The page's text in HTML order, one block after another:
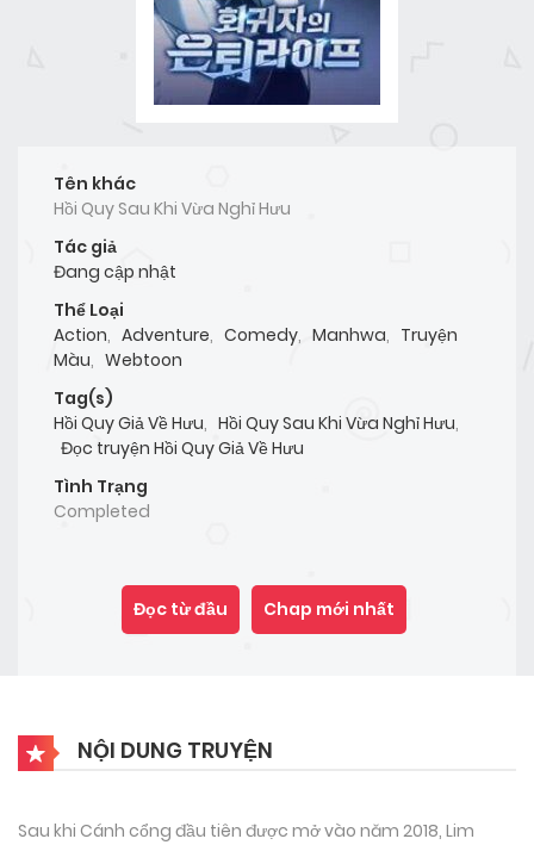
Tên khác
Hồi Quy Sau Khi Vừa Nghỉ Hưu
Tác giả
Đang cập nhật
Thể Loại
Action, Adventure, Comedy, Manhwa, Truyện
Màu, Webtoon
Tag(s)
Hồi Quy Giả Về Hưu, Hồi Quy Sau Khi Vừa Nghỉ Hưu,
Đọc truyện Hồi Quy Giả Về Hưu
Tình Trạng
Completed
Đọc từ đầu Chap mới nhất
NỘI DUNG TRUYỆN
Sau khi Cánh cổng đầu tiên được mở vào năm 2018, Lim